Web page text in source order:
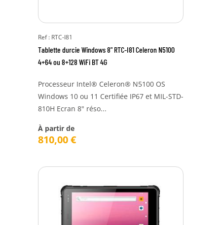
Ref : RTC-I81
Tablette durcie Windows 8" RTC-I81 Celeron N5100
4+64 ou 8+128 WiFi BT 4G
Processeur Intel® Celeron® N5100 OS
Windows 10 ou 11 Certifiée IP67 et MIL-STD-
810H Ecran 8" réso...
À partir de
810,00€